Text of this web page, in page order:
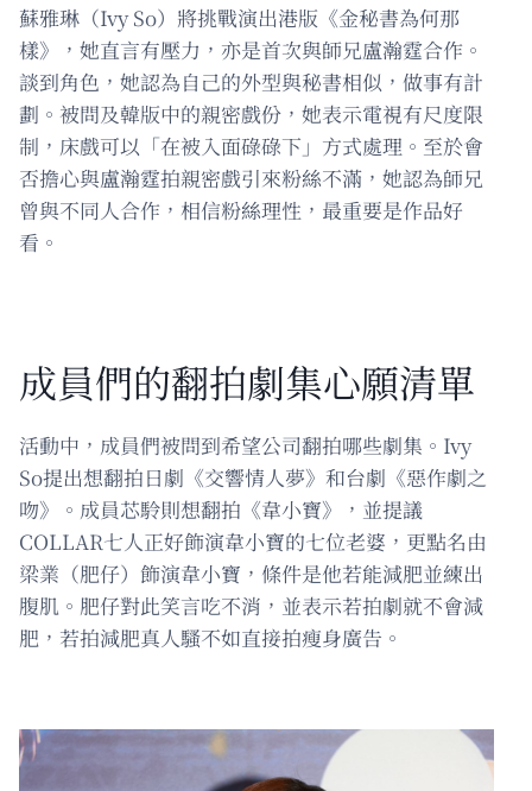
蘇雅琳（Ivy So）將挑戰演出港版《金秘書為何那
樣》，她直言有壓力，亦是首次與師兄盧瀚霆合作。
談到角色，她認為自己的外型與秘書相似，做事有計
劃。被問及韓版中的親密戲份，她表示電視有尺度限
制，床戲可以「在被入面碌碌下」方式處理。至於會
否擔心與盧瀚霆拍親密戲引來粉絲不滿，她認為師兄
曾與不同人合作，相信粉絲理性，最重要是作品好
看。
成員們的翻拍劇集心願清單
活動中，成員們被問到希望公司翻拍哪些劇集。Ivy
So提出想翻拍日劇《交響情人夢》和台劇《惡作劇之
吻》。成員芯駖則想翻拍《韋小寶》，並提議
COLLAR七人正好飾演韋小寶的七位老婆，更點名由
梁業（肥仔）飾演韋小寶，條件是他若能減肥並練出
腹肌。肥仔對此笑言吃不消，並表示若拍劇就不會減
肥，若拍減肥真人騷不如直接拍瘦身廣告。